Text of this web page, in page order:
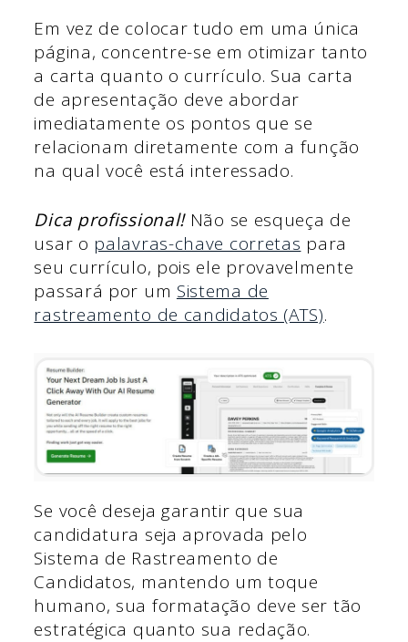
Em vez de colocar tudo em uma única
página, concentre-se em otimizar tanto
a carta quanto o currículo. Sua carta
de apresentação deve abordar
imediatamente os pontos que se
relacionam diretamente com a função
na qual você está interessado.
Dica profissional! Não se esqueça de
usar o palavras-chave corretas para
seu currículo, pois ele provavelmente
passará por um Sistema de
rastreamento de candidatos (ATS).
Se você deseja garantir que sua
candidatura seja aprovada pelo
Sistema de Rastreamento de
Candidatos, mantendo um toque
humano, sua formatação deve ser tão
estratégica quanto sua redação.